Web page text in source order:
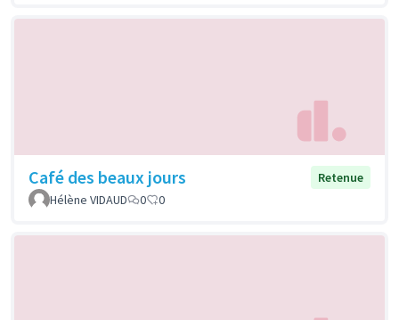
Café des beaux jours
Retenue
Hélène VIDAUD
0 0